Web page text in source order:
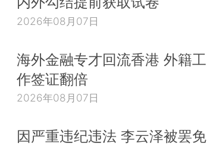
2026年08月07日
海外金融专才回流香港 外籍工
作签证翻倍
2026年08月07日
因严重违纪违法 李云泽被罢免